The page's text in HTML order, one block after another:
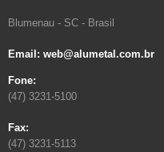
Blumenau - SC - Brasil
Email: web@alumetal.com.br
Fone:
(47) 3231-5100
Fax:
(47) 3231-5113